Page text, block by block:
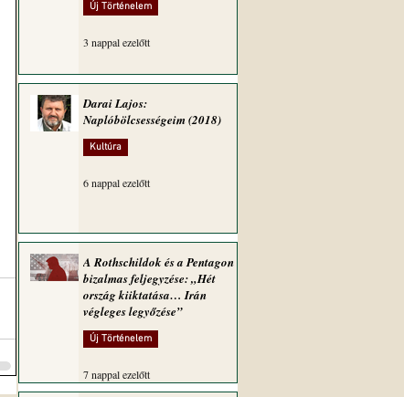
Új Történelem
3 nappal ezelőtt
Darai Lajos:
Naplóbölcsességeim (2018)
Kultúra
6 nappal ezelőtt
A Rothschildok és a Pentagon
bizalmas feljegyzése: „Hét
ország kiiktatása… Irán
végleges legyőzése”
Új Történelem
7 nappal ezelőtt